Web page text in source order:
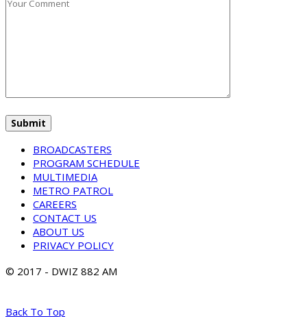
BROADCASTERS
PROGRAM SCHEDULE
MULTIMEDIA
METRO PATROL
CAREERS
CONTACT US
ABOUT US
PRIVACY POLICY
© 2017 - DWIZ 882 AM
Back To Top